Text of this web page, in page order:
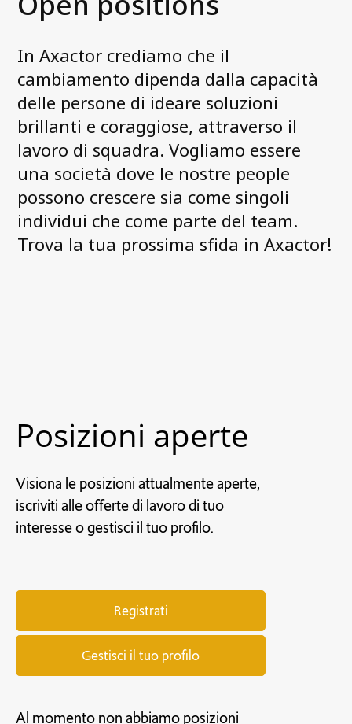
Cosa facciamo
News e Media
Accessibility Statement
Axactor Career
Articoli
Record di alta soddisfazione dei
nostri clienti
Axactor è un Great Place to Work®
La campagna 3 parole
Disclaimer per sito
Contattaci
In Axactor crediamo che il
cambiamento dipenda dalla capacità
delle persone di ideare soluzioni
brillanti e coraggiose, attraverso il
lavoro di squadra. Vogliamo essere
una società dove le nostre people
possono crescere sia come singoli
individui che come parte del team.
Trova la tua prossima sfida in Axactor!